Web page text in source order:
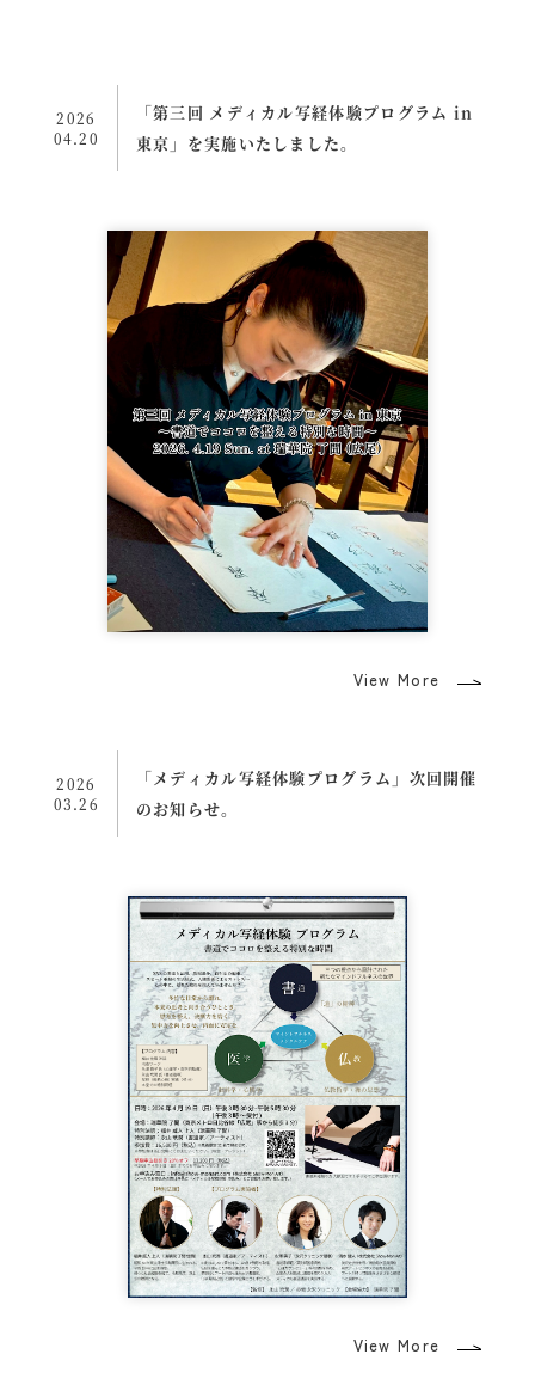
2026
04.20
「第三回 メディカル写経体験プログラム in
東京」を実施いたしました。
View More
2026
03.26
「メディカル写経体験プログラム」次回開催
のお知らせ。
View More